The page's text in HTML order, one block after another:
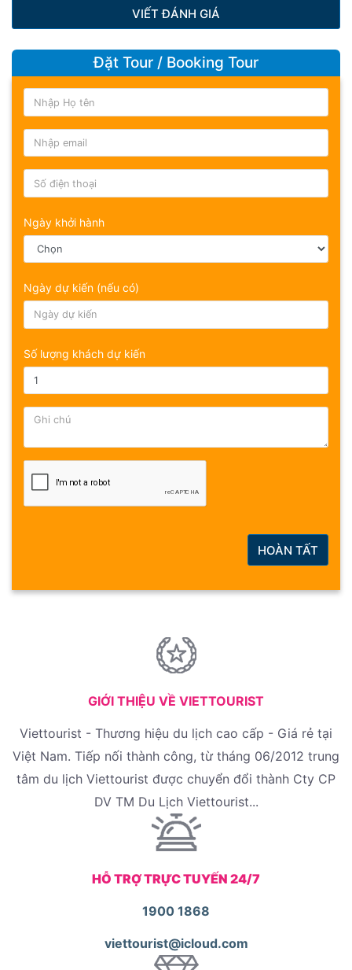
VIẾT ĐÁNH GIÁ
Đặt Tour / Booking Tour
Ngày khởi hành
Ngày dự kiến (nếu có)
Số lượng khách dự kiến
HOÀN TẤT
GIỚI THIỆU VỀ VIETTOURIST
Viettourist - Thương hiệu du lịch cao cấp - Giá rẻ tại
Việt Nam. Tiếp nối thành công, từ tháng 06/2012 trung
tâm du lịch Viettourist được chuyển đổi thành Cty CP
DV TM Du Lịch Viettourist...
HỖ TRỢ TRỰC TUYẾN 24/7
1900 1868
viettourist@icloud.com